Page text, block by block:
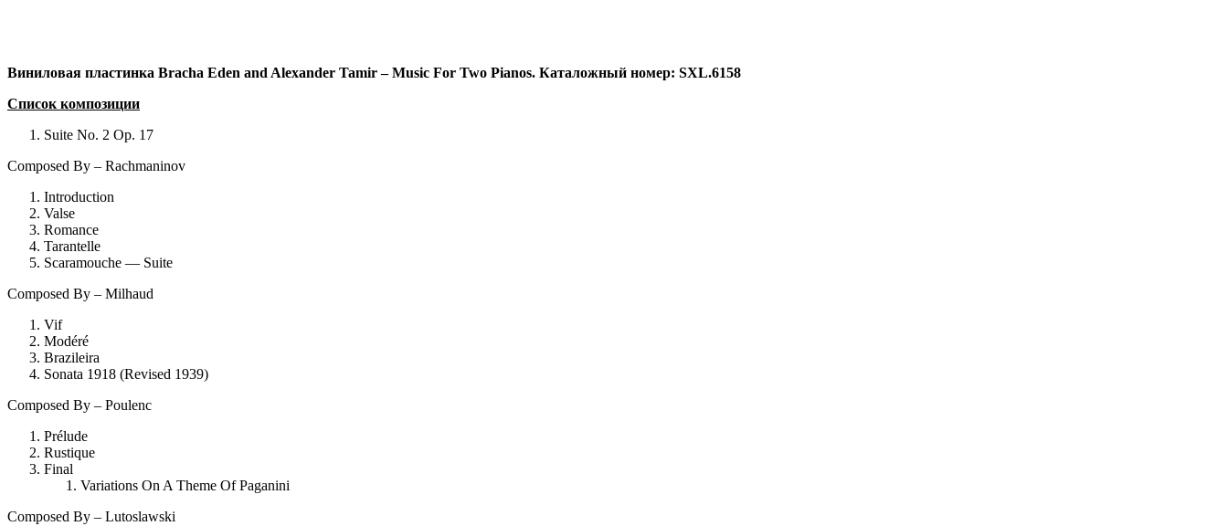
Виниловая пластинка Bracha Eden and Alexander Tamir – Music For Two Pianos. Каталожный номер: SXL.6158
Список композиции
Suite No. 2 Op. 17
Composed By – Rachmaninov
Introduction
Valse
Romance
Tarantelle
Scaramouche — Suite
Composed By – Milhaud
Vif
Modéré
Brazileira
Sonata 1918 (Revised 1939)
Composed By – Poulenc
Prélude
Rustique
Final
Variations On A Theme Of Paganini
Composed By – Lutoslawski